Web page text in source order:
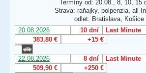
Termíny od: 20.08., 8, 10, 15
Strava: raňajky, polpenzia, all
odlet: Bratislava, Košice
20.08.2026
10 dní
Last Minute
383,80 €
+15 €
22.08.2026 8 dní
Last Minute
509,90 €
+250 €